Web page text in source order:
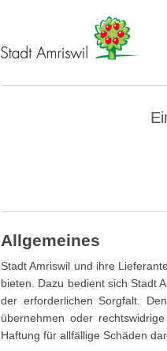
Allgemeines
Stadt Amriswil und ihre
bieten. Dazu bedient sich Stadt
der erforderlichen Sorgfalt.
übernehmen oder
Haftung für allfällige Schäden